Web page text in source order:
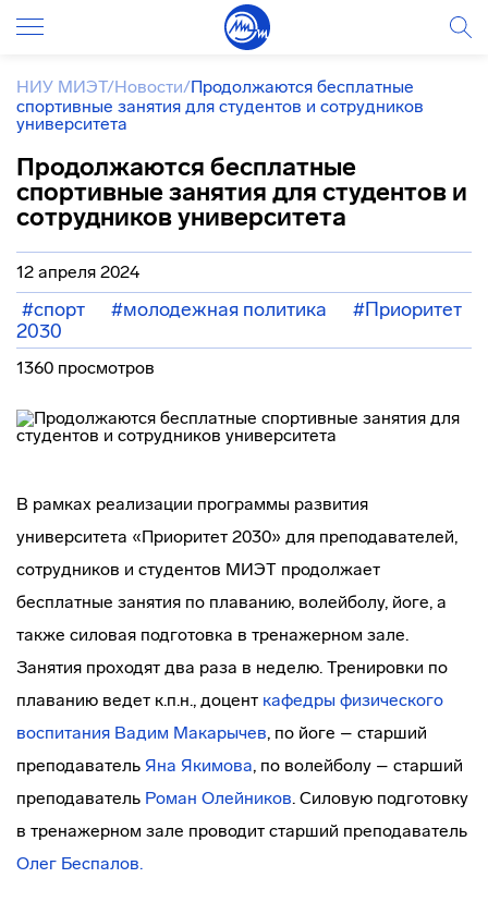
НИУ МИЭТ/Новости/Продолжаются бесплатные
спортивные занятия для студентов и сотрудников
университета
Продолжаются бесплатные
спортивные занятия для студентов и
сотрудников университета
12 апреля 2024
#спорт #молодежная политика
#Приоритет
2030
1360 просмотров
В рамках реализации программы развития
университета «Приоритет 2030» для преподавателей,
сотрудников и студентов МИЭТ продолжает
бесплатные занятия по плаванию, волейболу, йоге, а
также силовая подготовка в тренажерном зале.
Занятия проходят два раза в неделю. Тренировки по
плаванию ведет к.п.н., доцент кафедры физического
воспитания Вадим Макарычев, по йоге – старший
преподаватель Яна Якимова, по волейболу – старший
преподаватель Роман Олейников. Силовую подготовку
в тренажерном зале проводит старший преподаватель
Олег Беспалов.